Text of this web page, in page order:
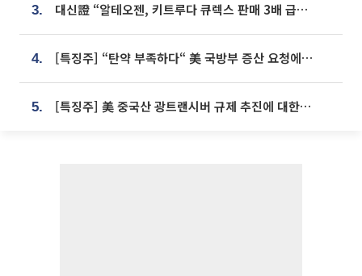
3. 대신證 “알테오젠, 키트루다 큐렉스 판매 3배 급증…목표가 41만원 상향”
4. [특징주] “탄약 부족하다“ 美 국방부 증산 요청에⋯국내 방산주 급등세
5. [특징주] 美 중국산 광트랜시버 규제 추진에 대한광통신 등 광통신株 강세